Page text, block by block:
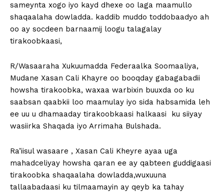
sameynta xogo iyo kayd dhexe oo laga maamullo
shaqaalaha dowladda. kaddib muddo toddobaadyo ah
oo ay socdeen barnaamij loogu talagalay
tirakoobkaasi,
R/Wasaaraha Xukuumadda Federaalka Soomaaliya,
Mudane Xasan Cali Khayre oo booqday gabagabadii
howsha tirakoobka, waxaa warbixin buuxda oo ku
saabsan qaabkii loo maamulay iyo sida habsamida leh
ee uu u dhamaaday tirakoobkaasi halkaasi ku siiyay
wasiirka Shaqada iyo Arrimaha Bulshada.
Ra’iisul wasaare , Xasan Cali Kheyre ayaa uga
mahadceliyay howsha qaran ee ay qabteen guddigaasi
tirakoobka shaqaalaha dowladda,wuxuuna
tallaabadaasi ku tilmaamayin ay qeyb ka tahay